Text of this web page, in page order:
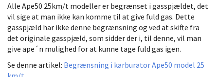
Alle Ape50 25km/t modeller er begrænset i gasspjældet, det
vil sige at man ikke kan komme til at give fuld gas. Dette
gasspjæld har ikke denne begrænsning og ved at skifte fra
det originale gasspjæld, som sidder der i, til denne, vil man
give ape´n mulighed for at kunne tage fuld gas igen.
Se denne artikel: Begrænsning i karburator Ape50 model 25